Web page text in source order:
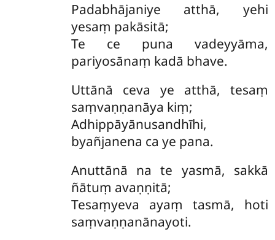
Padabhājaniye atthā, yehi
yesaṃ pakāsitā;
Te ce puna vadeyyāma,
pariyosānaṃ kadā bhave.
Uttānā ceva ye atthā, tesaṃ
saṃvaṇṇanāya kiṃ;
Adhippāyānusandhīhi,
byañjanena ca ye pana.
Anuttānā na te yasmā, sakkā
ñātuṃ avaṇṇitā;
Tesaṃyeva ayaṃ tasmā, hoti
saṃvaṇṇanānayoti.